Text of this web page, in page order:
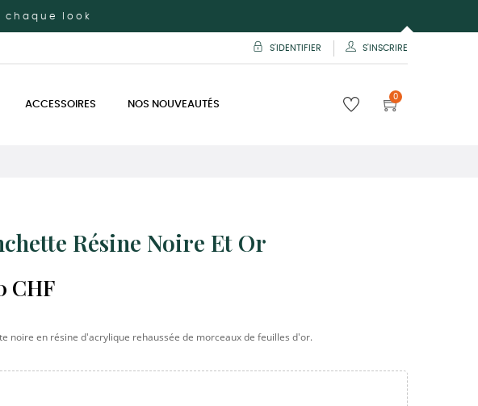
chaque look
S'IDENTIFIER S'INSCRIRE
ACCESSOIRES NOS NOUVEAUTÉS
0
Résine Noire Et Or
CHF
noire en résine d'acrylique rehaussée de morceaux de feuilles d'or.